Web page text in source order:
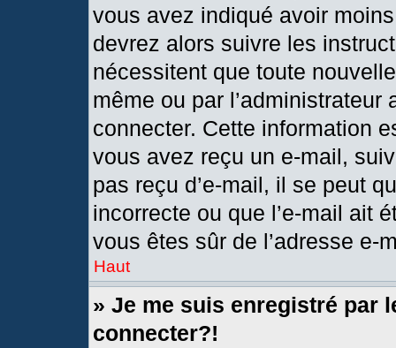
vous avez indiqué avoir
devrez alors suivre les
nécessitent que toute
même ou par
connecter. Cette information
vous avez reçu un e-mail,
pas reçu d’e-mail, il se peut
incorrecte ou que l’e-mail ait
vous êtes sûr de l’adresse e-
Haut
» Je me suis enregistré par
connecter?!